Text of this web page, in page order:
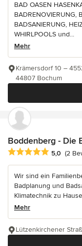
BAD OASEN
BADRENOVIERUNG,
BADSANIERUNG,
WHIRLPOOLS und...
Mehr
Krämersdorf 10 –
44807 Bochum
Boddenberg - Die
Durchschnittliche
5,0 (2
Wir sind ein
Badplanung und
Klimatechnik zu
Mehr
Lützenkirchener